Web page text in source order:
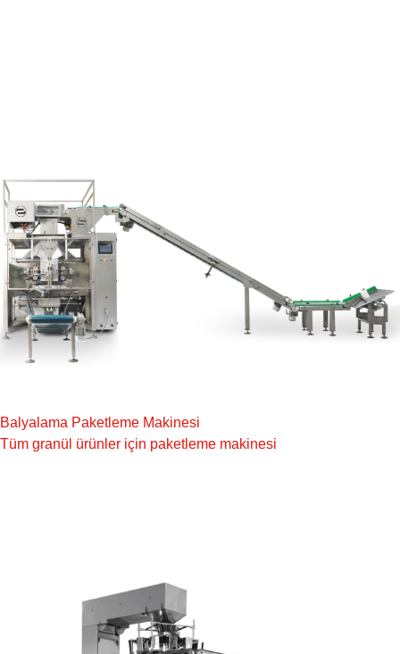
Balyalama Paketleme Makinesi
Tüm granül ürünler için paketleme makinesi